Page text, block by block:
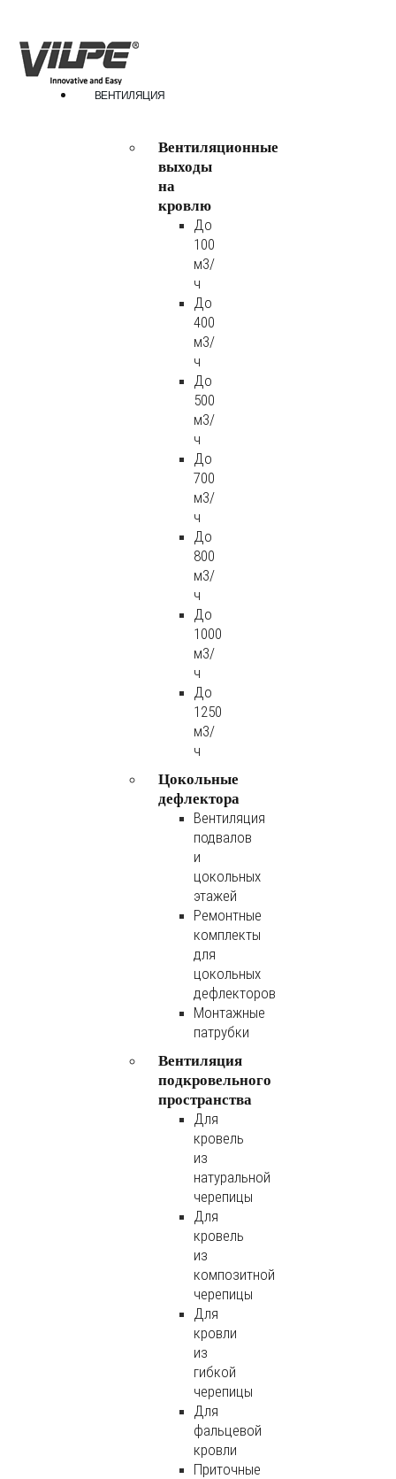
ВЕНТИЛЯЦИЯ
Вентиляционные
выходы
на
кровлю
До
100
м3/
ч
До
400
м3/
ч
До
500
м3/
ч
До
700
м3/
ч
До
800
м3/
ч
До
1000
м3/
ч
До
1250
м3/
ч
Цокольные
дефлектора
Вентиляция
подвалов
и
цокольных
этажей
Ремонтные
комплекты
для
цокольных
дефлекторов
Монтажные
патрубки
Вентиляция
подкровельного
пространства
Для
кровель
из
натуральной
черепицы
Для
кровель
из
композитной
черепицы
Для
кровли
из
гибкой
черепицы
Для
фальцевой
кровли
Приточные